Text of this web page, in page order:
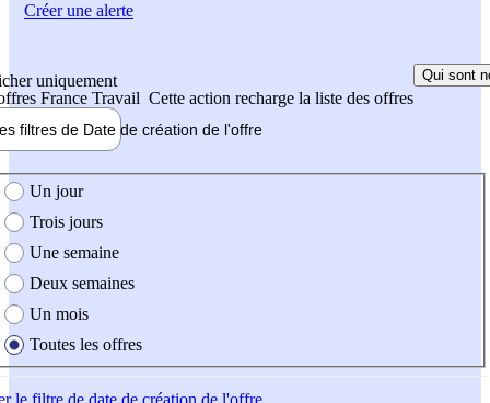
uniquement
France Travail Cette action recharge la liste des offres
Qui sont
filtres de Date de création de l'offre
création de l'offre
Un jour
Trois jours
Une semaine
Deux semaines
Un mois
Toutes les offres
le filtre de date de création de l'offre
Créer une alerte